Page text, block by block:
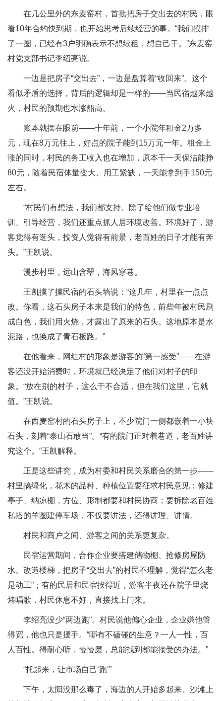
在几公里外的东麦窑村，首批把房子交出去的村民，眼
看10年合约快到期，也开始思考后续经营的事。“我们摸排
了一圈，已经有3户明确表示不想续租，想自己干。”东麦窑
村党支部书记李绍亮说。
一边是把房子“交出去”，一边是盘算着“收回来”。这个
看似矛盾的选择，背后的逻辑却是一样的——当民宿越来越
火，村民的预期也水涨船高。
账本就摆在眼前——十年前，一个小院年租金2万多
元，现在8万元往上，好点的院子能到15万元一年。租金上
涨的同时，村民的务工收入也在增加，原本干一天保洁能挣
80元，随着民宿体量变大、用工紧缺，一天能拿到手150元
左右。
“村民们有想法，我们都支持。除了给他们做专业培
训、引导经营，我们还重点抓人居环境改善。环境好了，游
客觉得有逛头，投资人觉得有前景，老百姓的日子才能有奔
头。”王凯说。
漫步村里，远山含翠，海风穿巷。
王凯摸了摸民宿的石头墙说：“这几年，村里在一点点
改。你看，这石头房子本来是我们的特色，前些年被村民刷
成白色，我们用火烧，才露出了原来的石头。这地原本是水
泥路，也换成了青石板路。”
在他看来，网红村的形象是游客的“第一感受”——在游
客还没开始消费时，环境就已经决定了他们对村子的印
象。“放在别的村子，这么干不合适，但在我们这里，它就
值。”王凯说。
在西麦窑村的石头房子上，不少院门一侧都嵌着一小块
石头，刻着“泰山石敢当”。“有的院门正对着巷道，老百姓讲
究这个。”王凯解释。
正是这些讲究，成为村委和村民关系磨合的第一步——
村里搞绿化，花木的品种、种植位置要征求村民意见；修建
亭子、纳凉棚，方位、形制都要和村民协商；要拆除老百姓
私搭的羊圈建停车场，不仅要讲法，还得讲理、讲情。
村民和商户之间、游客之间的关系更复杂。
民宿运营期间，合作企业要搭建储物棚、抢修房屋防
水、改造楼梯，把房子“交出去”的村民不理解，觉得“怎么老
是动工”；有的民居和民宿挨得近，游客半夜还在院子里烧
烤唱歌，村民休息不好，直接找上门来。
李绍亮没少“两边跑”。村民说他偏心企业，企业嫌他管
得宽，他也只是摆手。“哪有不磕碰的生意？一人一性，百
人百性。得耐心听，慢慢磨，总能找到都能接受的办法。”
“托起来，让市场自己‘跑’”
下午，太阳没那么毒了，海边的人开始多起来。沙滩上